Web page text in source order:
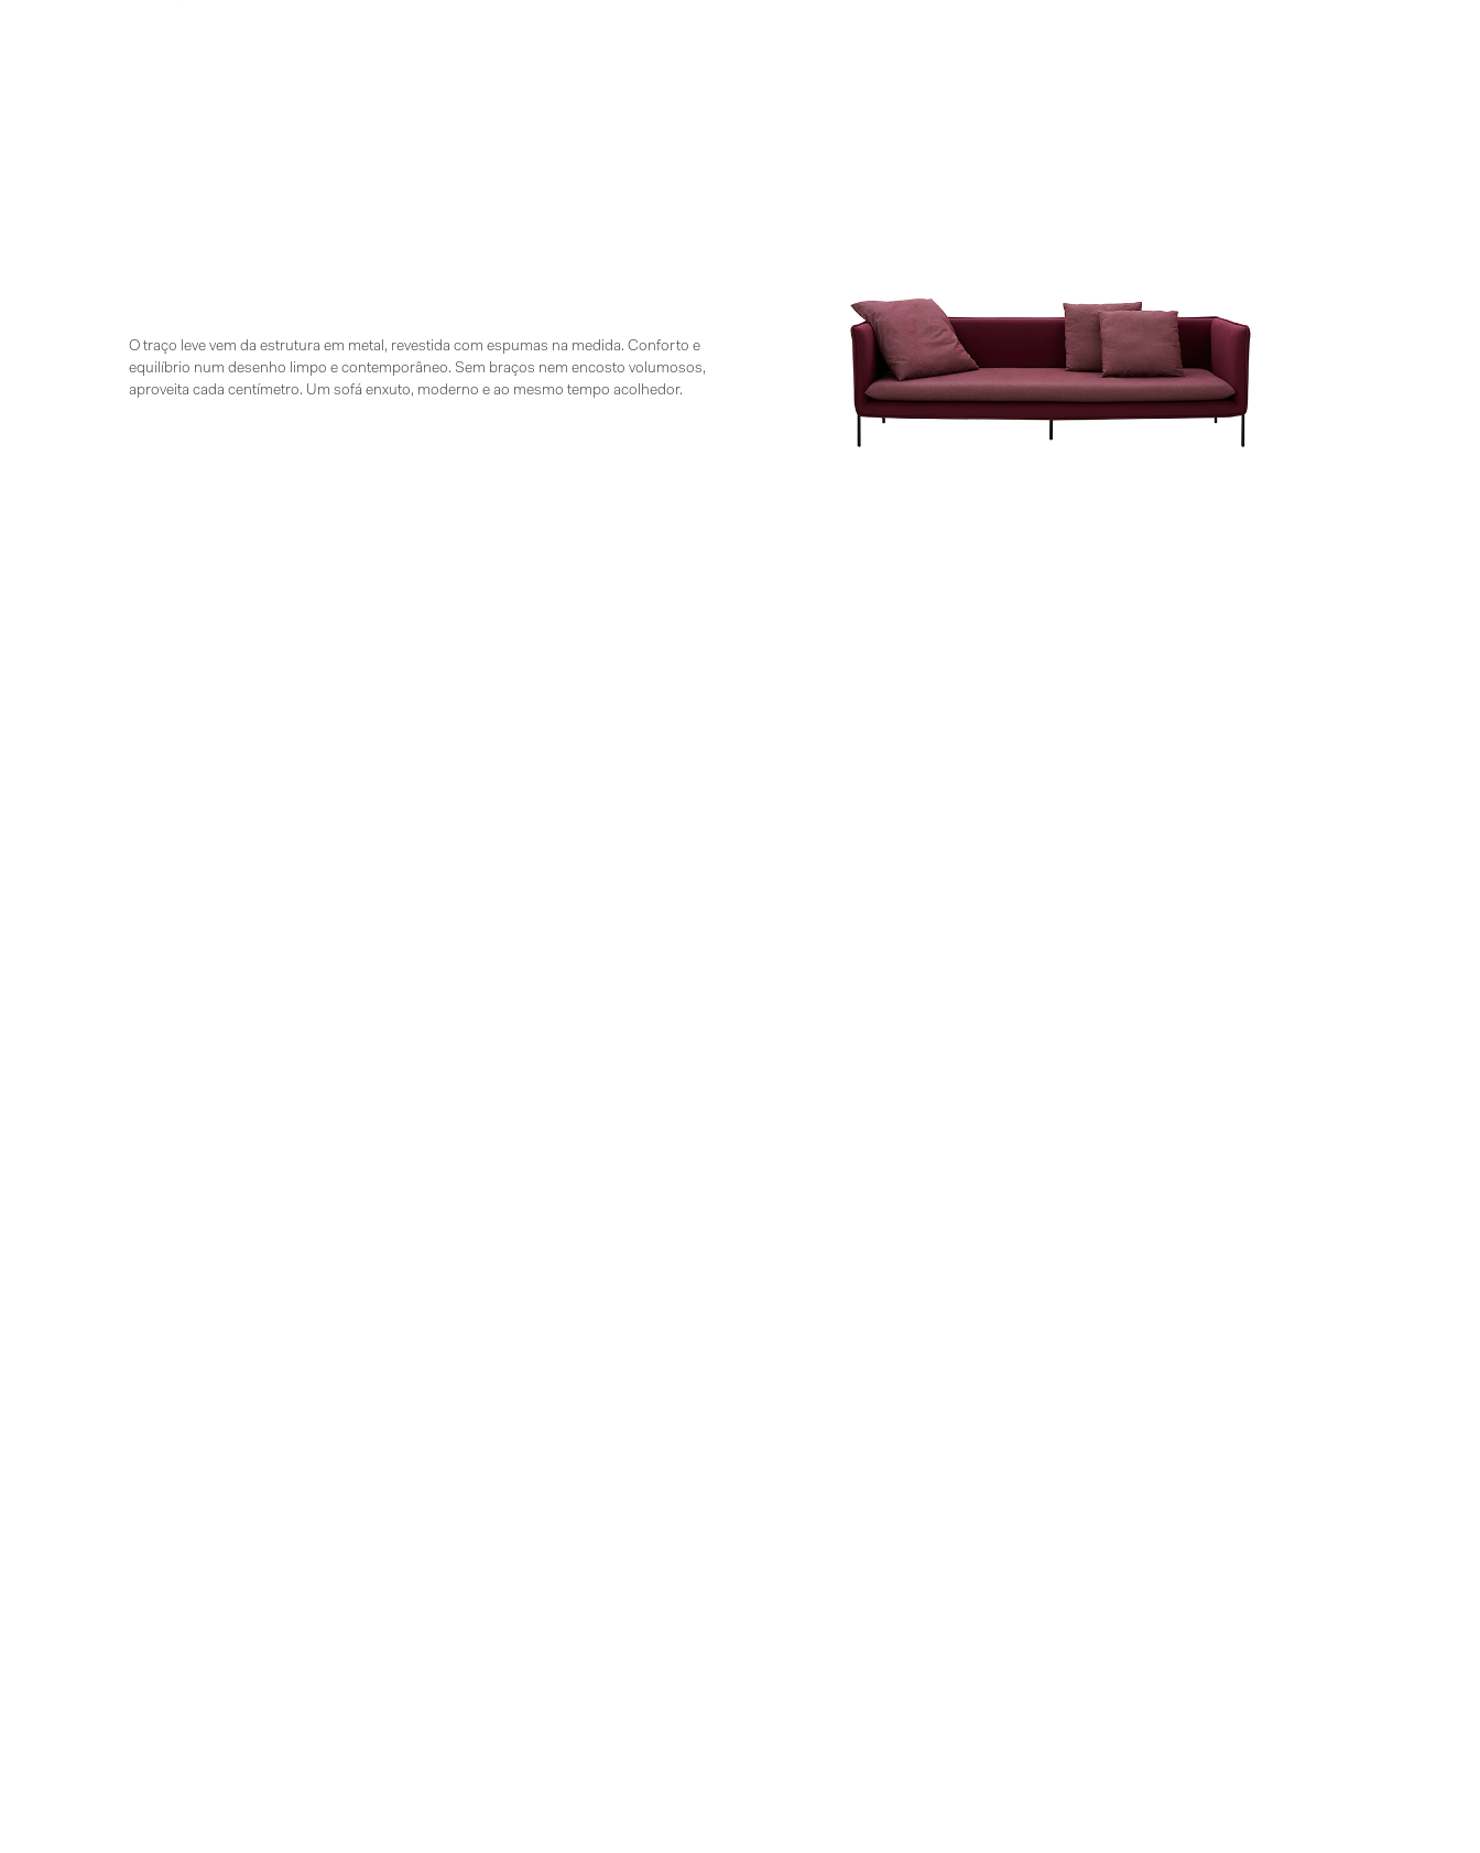
O traço leve vem da estrutura em metal, revestida com espumas na medida. Conforto e
equilíbrio num desenho limpo e contemporâneo. Sem braços nem encosto volumosos,
aproveita cada centímetro. Um sofá enxuto, moderno e ao mesmo tempo acolhedor.